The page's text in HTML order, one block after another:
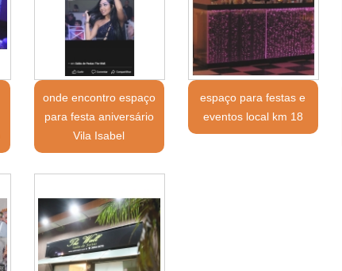
onde encontro espaço
para festa aniversário
Vila Isabel
espaço para festas e
eventos local km 18